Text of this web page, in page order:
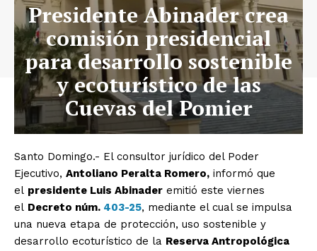
Presidente Abinader crea
comisión presidencial
para desarrollo sostenible
y ecoturístico de las
Cuevas del Pomier
Santo Domingo.- El consultor jurídico del Poder
Ejecutivo, Antoliano Peralta Romero, informó que
el presidente Luis Abinader emitió este viernes
el Decreto núm. 403-25, mediante el cual se impulsa
una nueva etapa de protección, uso sostenible y
desarrollo ecoturístico de la Reserva Antropológica